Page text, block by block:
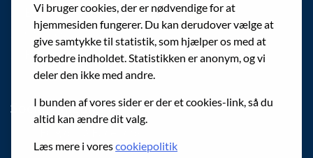
Vi bruger cookies, der er nødvendige for at
hjemmesiden fungerer. Du kan derudover vælge at
give samtykke til statistik, som hjælper os med at
forbedre indholdet. Statistikken er anonym, og vi
deler den ikke med andre.
I bunden af vores sider er der et cookies-link, så du
altid kan ændre dit valg.
Læs mere i vorescookiepolitik
EAN-numre
Cookies
Privatlivspolitik (GDPR)
Sociale medier